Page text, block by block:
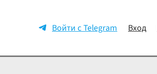
Войти с Telegram Вход